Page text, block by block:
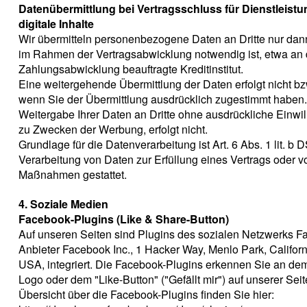
Datenübermittlung bei Vertragsschluss für
digitale Inhalte
Wir übermitteln personenbezogene Daten an Dritte nur
im Rahmen der Vertragsabwicklung notwendig ist, etwa an
Zahlungsabwicklung beauftragte Kreditinstitut.
Eine weitergehende Übermittlung der Daten erfolgt nicht
wenn Sie der Übermittlung ausdrücklich zugestimmt
Weitergabe Ihrer Daten an Dritte ohne ausdrückliche
zu Zwecken der Werbung, erfolgt nicht.
Grundlage für die Datenverarbeitung ist Art. 6 Abs. 1 lit. b
Verarbeitung von Daten zur Erfüllung eines Vertrags oder
Maßnahmen gestattet.
4. Soziale Medien
Facebook-Plugins (Like & Share-Button)
Auf unseren Seiten sind Plugins des sozialen Netzwerks
Anbieter Facebook Inc., 1 Hacker Way, Menlo Park,
USA, integriert. Die Facebook-Plugins erkennen Sie an
Logo oder dem "Like-Button" ("Gefällt mir") auf unserer
Übersicht über die Facebook-Plugins finden Sie hier: